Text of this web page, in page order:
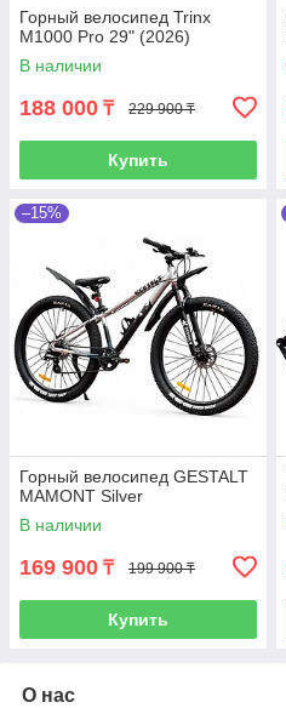
Горный велосипед Trinx
M1000 Pro 29" (2026)
В наличии
188 000 ₸ 229 900 ₸
Купить
–15%
Горный велосипед GESTALT
MAMONT Silver
В наличии
169 900 ₸ 199 900 ₸
Купить
О нас